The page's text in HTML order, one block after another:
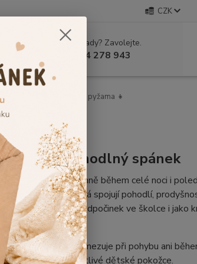
CZK
Nevíte si rady? Zavolejte.
+420 604 278 943
kluky 👧👦🌙 Dívčí pyžama 👧
pro pohodlný spánek
holčička cítit příjemně během celé noci i
z kvalitní bavlny, která spojují pohodlí,
doma, polední odpočinek ve školce i jako
který děti neomezuje při pohybu ani
a je šetrný i k citlivé dětské pokožce.